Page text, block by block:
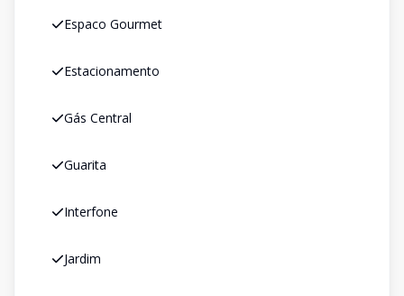
Espaco Gourmet
Estacionamento
Gás Central
Guarita
Interfone
Jardim